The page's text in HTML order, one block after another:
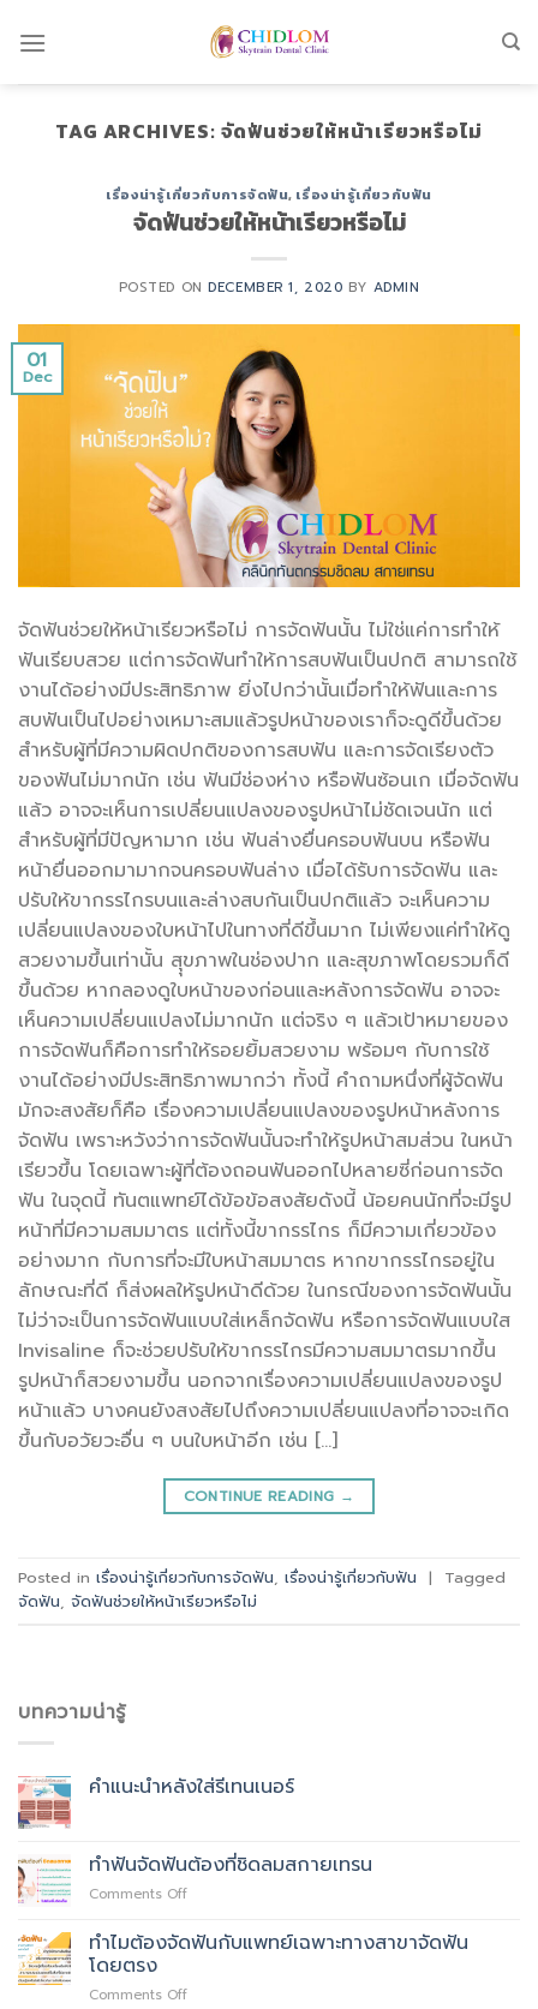
TAG ARCHIVES: จัดฟันช่วยให้หน้าเรียวหรือไม่
เรื่องน่ารู้เกี่ยวกับการจัดฟัน, เรื่องน่ารู้เกี่ยวกับฟัน
จัดฟันช่วยให้หน้าเรียวหรือไม่
POSTED ONDECEMBER 1, 2020 BY ADMIN
01
Dec
จัดฟันช่วยให้หน้าเรียวหรือไม่ การจัดฟันนั้น ไม่ใช่แค่การทำให้
ฟันเรียบสวย แต่การจัดฟันทำให้การสบฟันเป็นปกติ สามารถใช้
งานได้อย่างมีประสิทธิภาพ ยิ่งไปกว่านั้นเมื่อทำให้ฟันและการ
สบฟันเป็นไปอย่างเหมาะสมแล้วรูปหน้าของเราก็จะดูดีขึ้นด้วย
สำหรับผู้ที่มีความผิดปกติของการสบฟัน และการจัดเรียงตัว
ของฟันไม่มากนัก เช่น ฟันมีช่องห่าง หรือฟันซ้อนเก เมื่อจัดฟัน
แล้ว อาจจะเห็นการเปลี่ยนแปลงของรูปหน้าไม่ชัดเจนนัก แต่
สำหรับผู้ที่มีปัญหามาก เช่น ฟันล่างยื่นครอบฟันบน หรือฟัน
หน้ายื่นออกมามากจนครอบฟันล่าง เมื่อได้รับการจัดฟัน และ
ปรับให้ขากรรไกรบนและล่างสบกันเป็นปกติแล้ว จะเห็นความ
เปลี่ยนแปลงของใบหน้าไปในทางที่ดีขึ้นมาก ไม่เพียงแค่ทำให้ดู
สวยงามขึ้นเท่านั้น สุุขภาพในช่องปาก และสุขภาพโดยรวมก็ดี
ขึ้นด้วย หากลองดูใบหน้าของก่อนและหลังการจัดฟัน อาจจะ
เห็นความเปลี่ยนแปลงไม่มากนัก แต่จริง ๆ แล้วเป้าหมายของ
การจัดฟันก็คือการทำให้รอยยิ้มสวยงาม พร้อมๆ กับการใช้
งานได้อย่างมีประสิทธิภาพมากว่า ทั้งนี้ คำถามหนึ่งที่ผู้จัดฟัน
มักจะสงสัยก็คือ เรื่องความเปลี่ยนแปลงของรูปหน้าหลังการ
จัดฟัน เพราะหวังว่าการจัดฟันนั้นจะทำให้รูปหน้าสมส่วน ในหน้า
เรียวขึ้น โดยเฉพาะผู้ที่ต้องถอนฟันออกไปหลายซี่ก่อนการจัด
ฟัน ในจุดนี้ ทันตแพทย์ได้ข้อข้อสงสัยดังนี้ น้อยคนนักที่จะมีรูป
หน้าที่มีความสมมาตร แต่ทั้งนี้ขากรรไกร ก็มีความเกี่ยวข้อง
อย่างมาก กับการที่จะมีใบหน้าสมมาตร หากขากรรไกรอยู่ใน
ลักษณะที่ดี ก็ส่งผลให้รูปหน้าดีด้วย ในกรณีของการจัดฟันนั้น
ไม่ว่าจะเป็นการจัดฟันแบบใส่เหล็กจัดฟัน หรือการจัดฟันแบบใส
Invisaline ก็จะช่วยปรับให้ขากรรไกรมีความสมมาตรมากขึ้น
รูปหน้าก็สวยงามขึ้น นอกจากเรื่องความเปลี่ยนแปลงของรูป
หน้าแล้ว บางคนยังสงสัยไปถึงความเปลี่ยนแปลงที่อาจจะเกิด
ขึ้นกับอวัยวะอื่น ๆ บนใบหน้าอีก เช่น […]
CONTINUE READING →
Posted in เรื่องน่ารู้เกี่ยวกับการจัดฟัน, เรื่องน่ารู้เกี่ยวกับฟัน |
Tagged
จัดฟัน, จัดฟันช่วยให้หน้าเรียวหรือไม่
บทความน่ารู้
คำแนะนำหลังใส่รีเทนเนอร์
ทำฟันจัดฟันต้องที่ชิดลมสกายเทรน
Comments Offon
จัด
ฟัน
ที่
ทำไมต้องจัดฟันกับแพทย์เฉพาะทางสาขาจัดฟัน
โดยตรง
Comments Offon